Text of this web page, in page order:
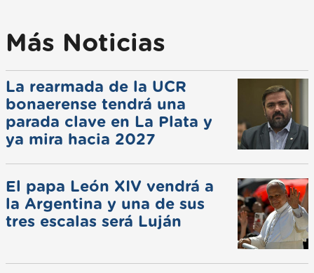
Más Noticias
La rearmada de la UCR
bonaerense tendrá una
parada clave en La Plata y
ya mira hacia 2027
El papa León XIV vendrá a
la Argentina y una de sus
tres escalas será Luján